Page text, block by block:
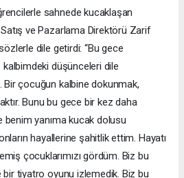
sahnede kucaklaşan
ve Pazarlama Direktörü Zarif
dile getirdi: “Bu gece
düşünceleri dile
çocuğun kalbine dokunmak,
Bunu bu gece bir kez daha
benim yanıma kucak dolusu
hayallerine şahitlik ettim. Hayatı
çocuklarımızı gördüm. Biz bu
bir tiyatro oyunu izlemedik. Biz bu